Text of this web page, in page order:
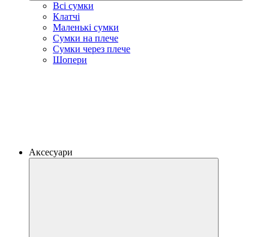
Всі сумки
Клатчі
Маленькі сумки
Сумки на плече
Сумки через плече
Шопери
Аксесуари